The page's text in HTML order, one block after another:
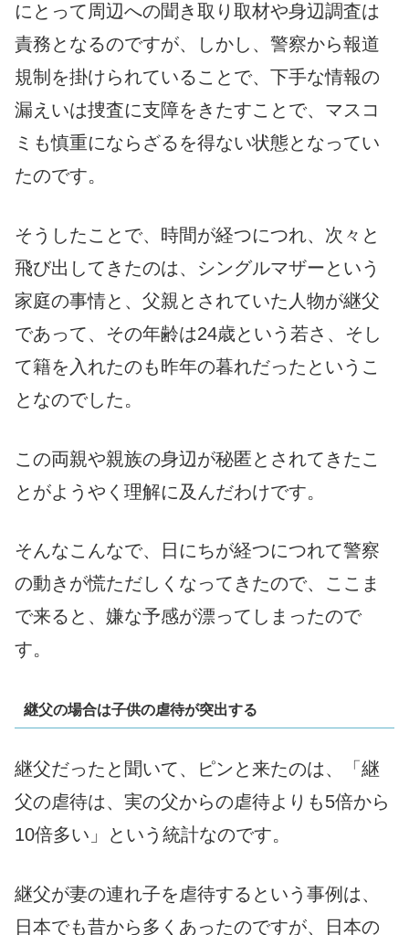
にとって周辺への聞き取り取材や身辺調査は
責務となるのですが、しかし、警察から報道
規制を掛けられていることで、下手な情報の
漏えいは捜査に支障をきたすことで、マスコ
ミも慎重にならざるを得ない状態となってい
たのです。
そうしたことで、時間が経つにつれ、次々と
飛び出してきたのは、シングルマザーという
家庭の事情と、父親とされていた人物が継父
であって、その年齢は24歳という若さ、そし
て籍を入れたのも昨年の暮れだったというこ
となのでした。
この両親や親族の身辺が秘匿とされてきたこ
とがようやく理解に及んだわけです。
そんなこんなで、日にちが経つにつれて警察
の動きが慌ただしくなってきたので、ここま
で来ると、嫌な予感が漂ってしまったので
す。
継父の場合は子供の虐待が突出する
継父だったと聞いて、ピンと来たのは、「継
父の虐待は、実の父からの虐待よりも5倍から
10倍多い」という統計なのです。
継父が妻の連れ子を虐待するという事例は、
日本でも昔から多くあったのですが、日本の